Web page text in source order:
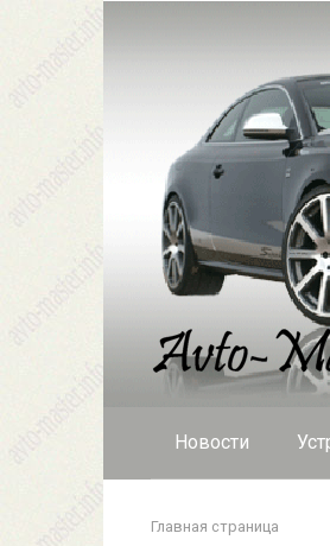
Новости
Главная страница